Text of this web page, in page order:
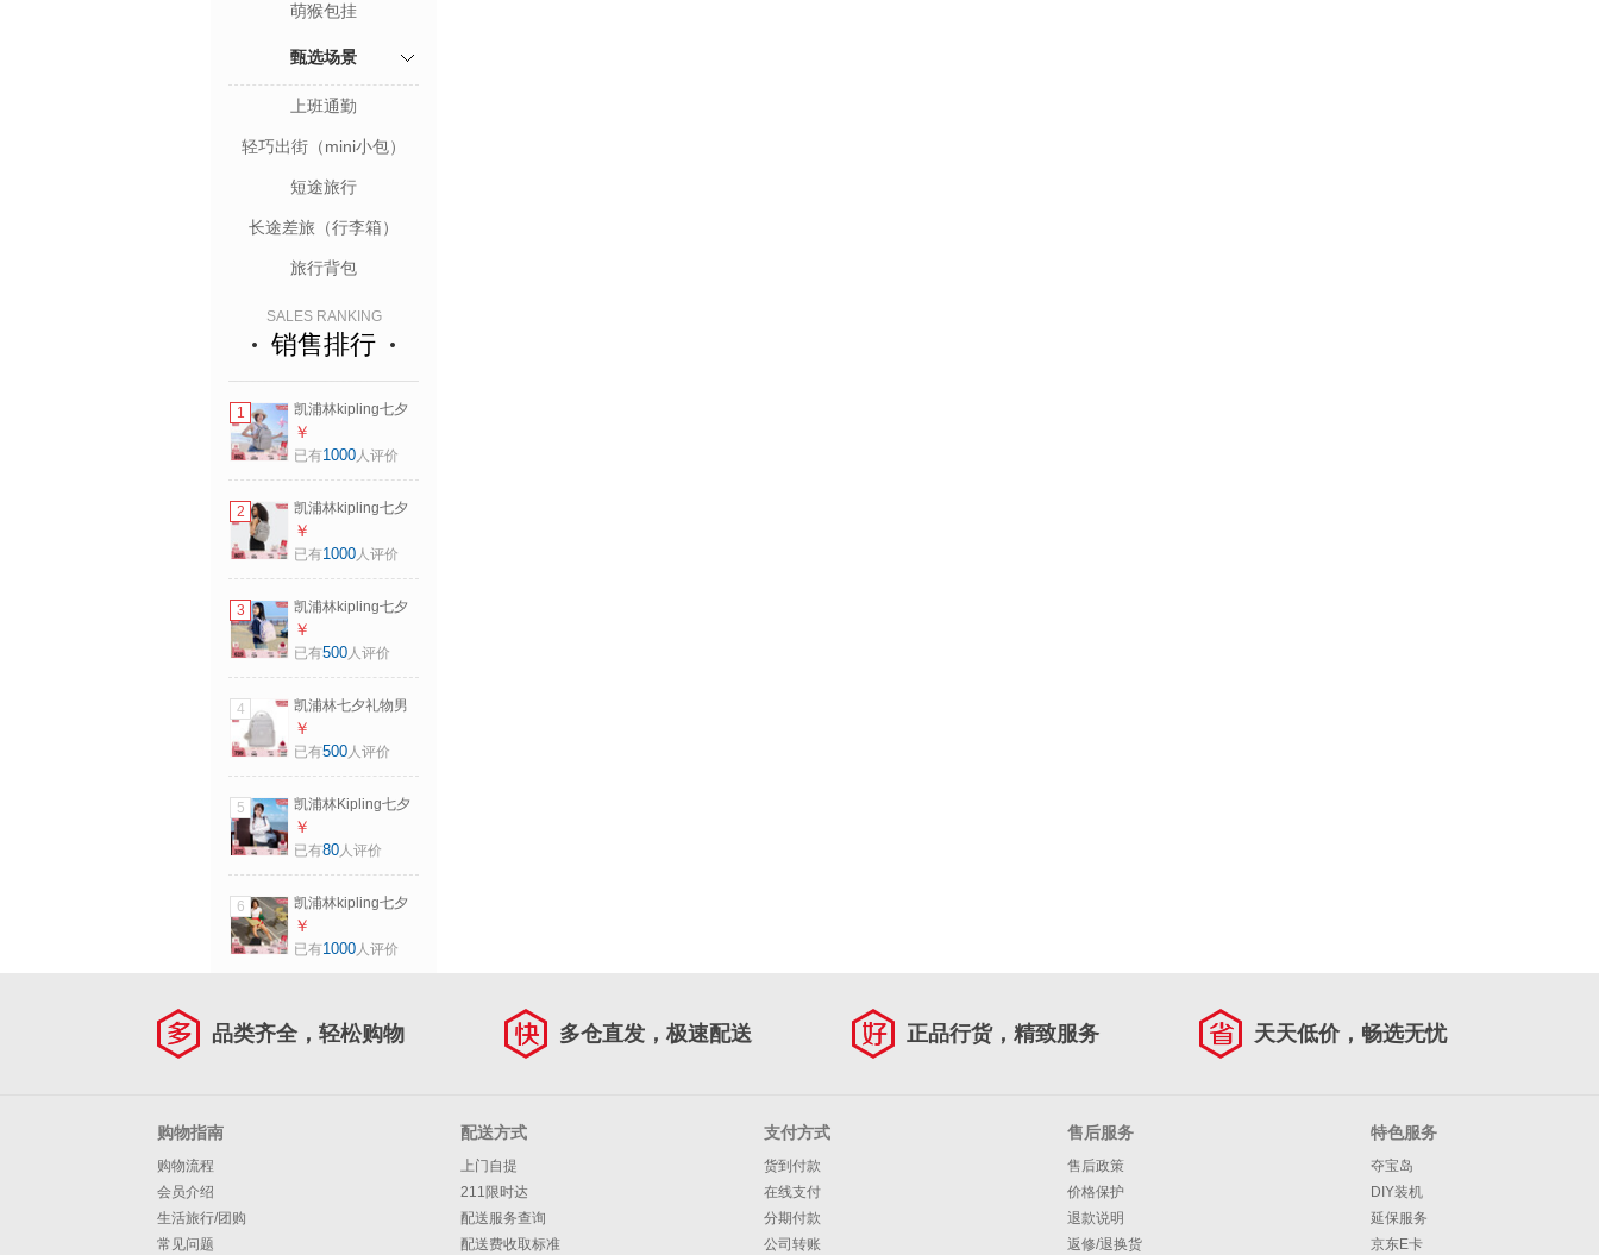
萌猴包挂
甄选场景
上班通勤
轻巧出街（mini小包）
短途旅行
长途差旅（行李箱）
旅行背包
SALES RANKING
销售排行
1
凯浦林kipling七夕
礼物男女款大容量
轻便出游首尔包双
￥
已有1000人评价
2
凯浦林kipling七夕
礼物男女款大容量
轻便出游首尔包双
￥
已有1000人评价
3
凯浦林kipling七夕
情人节礼物男女款
大容量轻便双肩背
￥
已有500人评价
4
凯浦林七夕礼物男
女款通勤简约轻便
出行双肩背包书包
￥
已有500人评价
5
凯浦林Kipling七夕
礼物男女新款百搭
时尚轻便背提包单
￥
已有80人评价
6
凯浦林kipling七夕
礼物男女款大容量
轻便出游首尔包双
￥
已有1000人评价
品类齐全，轻松购物 多仓直发，极速配送 正品行货，精致服务 天天低价，畅选无忧
购物指南
购物流程
会员介绍
生活旅行/团购
常见问题
配送方式
上门自提
211限时达
配送服务查询
配送费收取标准
支付方式
货到付款
在线支付
分期付款
公司转账
售后服务
售后政策
价格保护
退款说明
返修/退换货
特色服务
夺宝岛
DIY装机
延保服务
京东E卡